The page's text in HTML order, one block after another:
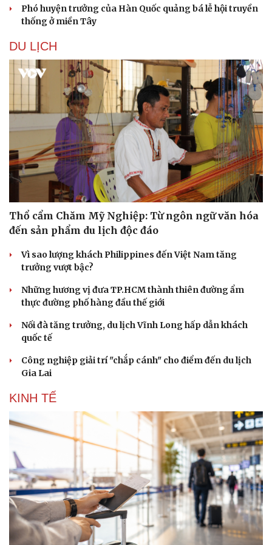
Văn hóa
Sân khấu - Điện ảnh
Văn học
Âm nhạc
Di sản
Giải trí
Nghệ sĩ
Thời trang
Sao Việt
Phó huyện trưởng của Hàn Quốc quảng bá lễ hội truyền
thống ở miền Tây
DU LỊCH
Thổ cẩm Chăm Mỹ Nghiệp: Từ ngôn ngữ văn hóa
đến sản phẩm du lịch độc đáo
Vì sao lượng khách Philippines đến Việt Nam tăng
trưởng vượt bậc?
Những hương vị đưa TP.HCM thành thiên đường ẩm
thực đường phố hàng đầu thế giới
Nối đà tăng trưởng, du lịch Vĩnh Long hấp dẫn khách
quốc tế
Công nghiệp giải trí "chắp cánh" cho điểm đến du lịch
Gia Lai
KINH TẾ